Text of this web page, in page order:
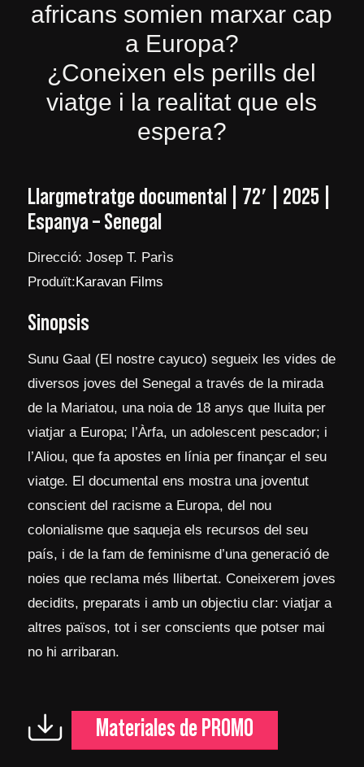
africans somien marxar cap
a Europa?
¿Coneixen els perills del
viatge i la realitat que els
espera?
Llargmetratge documental | 72′ | 2025 |
Espanya – Senegal
Direcció: Josep T. Parìs
Produït:Karavan Films
Sinopsis
Sunu Gaal (El nostre cayuco) segueix les vides de
diversos joves del Senegal a través de la mirada
de la Mariatou, una noia de 18 anys que lluita per
viatjar a Europa; l’Àrfa, un adolescent pescador; i
l’Aliou, que fa apostes en línia per finançar el seu
viatge. El documental ens mostra una joventut
conscient del racisme a Europa, del nou
colonialisme que saqueja els recursos del seu
país, i de la fam de feminisme d’una generació de
noies que reclama més llibertat. Coneixerem joves
decidits, preparats i amb un objectiu clar: viatjar a
altres països, tot i ser conscients que potser mai
no hi arribaran.
Materiales de PROMO